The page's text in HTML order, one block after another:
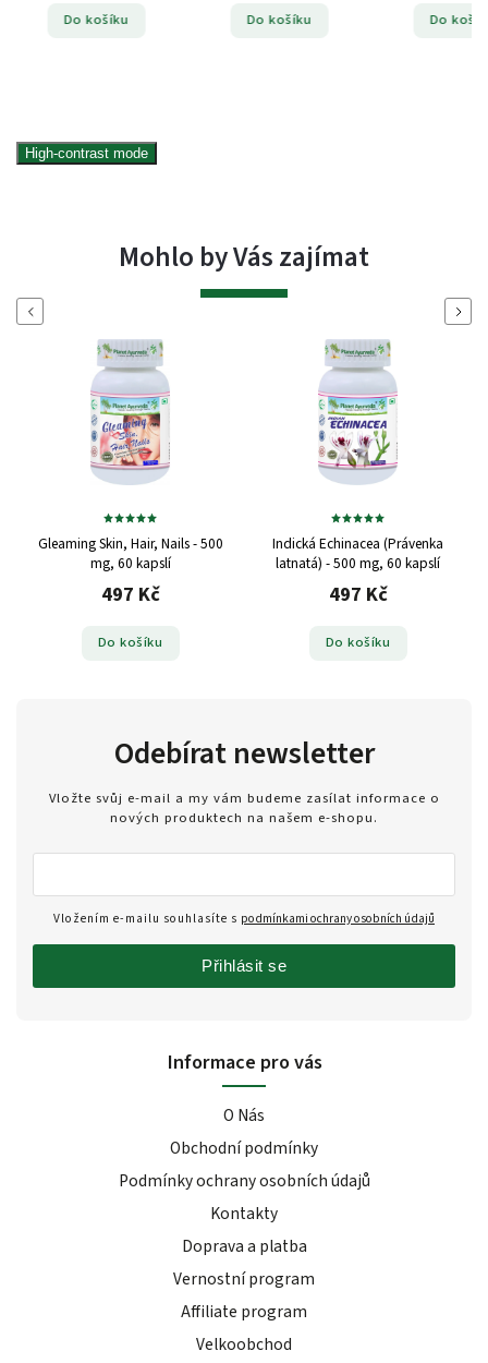
Do košíku Do košíku Do
High-contrast mode
Mohlo by Vás zajímat
Previous Next
Gleaming Skin, Hair, Nails - 500
mg, 60 kapslí
497 Kč
Do košíku
Indická Echinacea (Právenka
latnatá) - 500 mg, 60 kapslí
497 Kč
Do košíku
Informace pro vás
O Nás
Obchodní podmínky
Podmínky ochrany osobních údajů
Kontakty
Doprava a platba
Vernostní program
Affiliate program
Velkoobchod
Odebírat newsletter
Vložte svůj e-mail a my vám budeme zasílat informace o
nových produktech na našem e-shopu.
Vložením e-mailu souhlasíte s podmínkami ochrany osobních údajů
Přihlásit se